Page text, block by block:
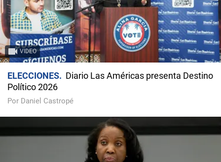
VIDEO
ELECCIONES
Diario Las Américas presenta Destino
Político 2026
Por Daniel Castropé